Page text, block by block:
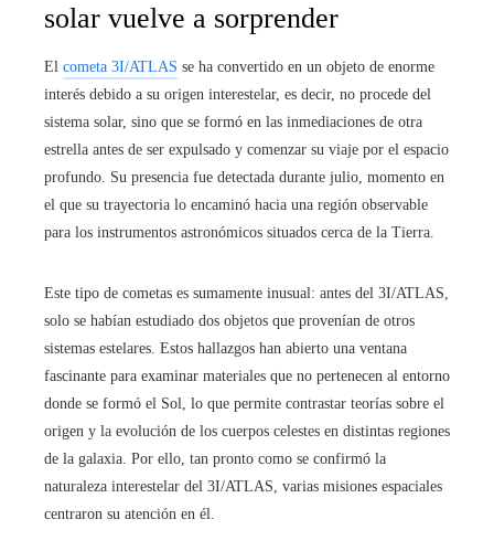
solar vuelve a sorprender
El cometa 3I/ATLAS se ha convertido en un objeto de enorme
interés debido a su origen interestelar, es decir, no procede del
sistema solar, sino que se formó en las inmediaciones de otra
estrella antes de ser expulsado y comenzar su viaje por el espacio
profundo. Su presencia fue detectada durante julio, momento en
el que su trayectoria lo encaminó hacia una región observable
para los instrumentos astronómicos situados cerca de la Tierra.
Este tipo de cometas es sumamente inusual: antes del 3I/ATLAS,
solo se habían estudiado dos objetos que provenían de otros
sistemas estelares. Estos hallazgos han abierto una ventana
fascinante para examinar materiales que no pertenecen al entorno
donde se formó el Sol, lo que permite contrastar teorías sobre el
origen y la evolución de los cuerpos celestes en distintas regiones
de la galaxia. Por ello, tan pronto como se confirmó la
naturaleza interestelar del 3I/ATLAS, varias misiones espaciales
centraron su atención en él.